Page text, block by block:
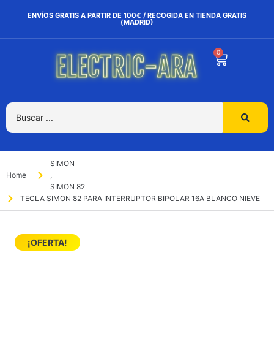
ENVÍOS GRATIS A PARTIR DE 100€ / RECOGIDA EN TIENDA GRATIS
(MADRID)
0
Home
SIMON
,
SIMON 82
TECLA SIMON 82 PARA INTERRUPTOR BIPOLAR 16A BLANCO NIEVE
¡OFERTA!